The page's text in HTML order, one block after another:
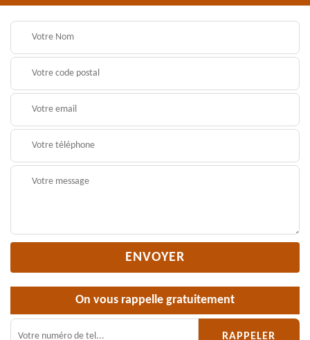
On vous rappelle gratuitement